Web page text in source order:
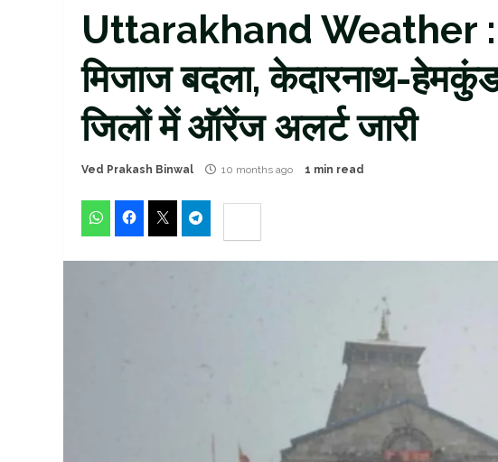
Uttarakhand Weather :
मिजाज बदला, केदारनाथ-हेमकुंड
जिलों में ऑरेंज अलर्ट जारी
Ved Prakash Binwal 10 months ago 1 min read